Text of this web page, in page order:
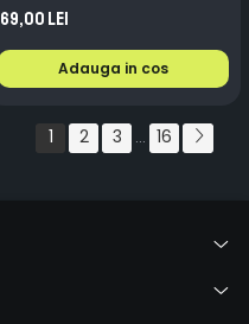
69,00 Lei
Adauga in cos
1 2 3 ... 16